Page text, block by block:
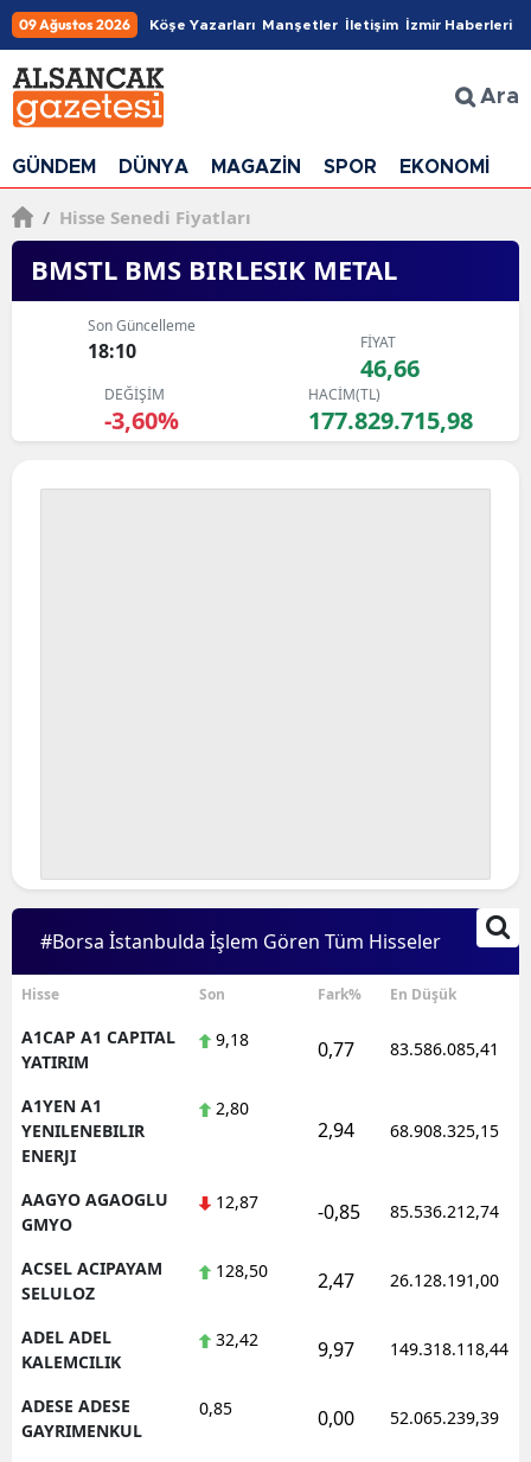
09 Ağustos 2026 Köşe Yazarları Manşetler İletişim İzmir Haberleri
Ara
GÜNDEM DÜNYA MAGAZİN SPOR EKONOMİ
/ Hisse Senedi Fiyatları
BMSTL BMS BIRLESIK METAL
Son Güncelleme
18:10 FİYAT
46,66
DEĞİŞİM
-3,60%
HACİM(TL)
177.829.715,98
#Borsa İstanbulda İşlem Gören Tüm Hisseler
Hisse Son Fark% En Düşük
A1CAP A1 CAPITAL
YATIRIM
9,18 0,77 83.586.085,41
A1YEN A1
YENILENEBILIR
ENERJI
2,80
2,94 68.908.325,15
AAGYO AGAOGLU
GMYO
12,87 -0,85 85.536.212,74
ACSEL ACIPAYAM
SELULOZ
128,50 2,47 26.128.191,00
ADEL ADEL
KALEMCILIK
32,42 9,97 149.318.118,44
ADESE ADESE
GAYRIMENKUL
0,85 0,00 52.065.239,39